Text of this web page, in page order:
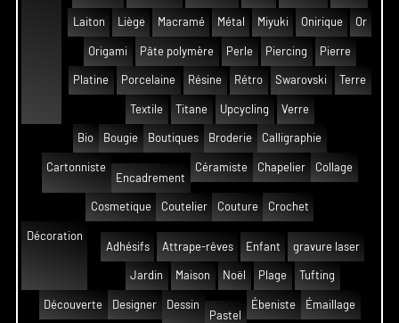
Laiton Liège Macramé Métal Miyuki Onirique Or
Origami Pâte polymère Perle Piercing Pierre
Platine Porcelaine Résine Rétro Swarovski Terre
Textile Titane Upcycling Verre
Bio Bougie Boutiques Broderie Calligraphie
Cartonniste
Encadrement
Céramiste Chapelier Collage
Cosmetique Coutelier Couture Crochet
Décoration
Adhésifs
Attrape-rêves Enfant gravure laser
Jardin Maison Noël Plage Tufting
Découverte Designer
Dessin
Pastel
Ébeniste Émaillage